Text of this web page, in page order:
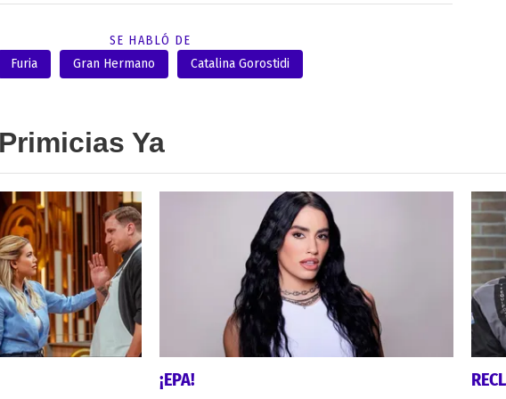
SE HABLÓ DE
Furia
Gran Hermano Catalina Gorostidi
Ya
¡EPA!